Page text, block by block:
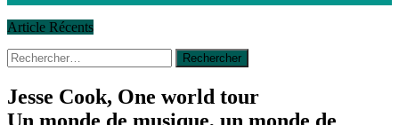
Article Récents
14 octobre 2015
La course de boîtes à savon du club
Le rendez-vous des bolides
30 juin 2015 | Fantaisie et créativité en mode jeunesse
16 juillet 2026
Une Saint-Jean rassembleuse
Rechercher :
Jesse Cook, One world tour